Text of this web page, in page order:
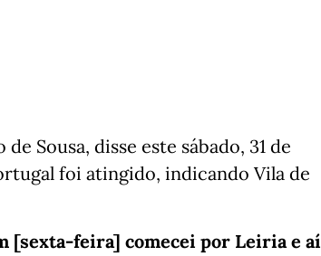
Sousa, disse este sábado, 31 de
foi atingido, indicando Vila de
[sexta-feira] comecei por Leiria e aí